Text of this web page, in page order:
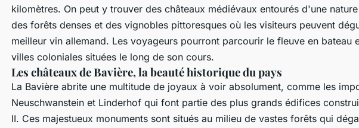
kilomètres. On peut y trouver des châteaux médiévaux entourés d'une
des forêts denses et des vignobles pittoresques où les visiteurs peuvent
meilleur vin allemand. Les voyageurs pourront parcourir le fleuve en bateau
villes coloniales situées le long de son cours.
Les châteaux de Bavière, la beauté historique du pays
La Bavière abrite une multitude de joyaux à voir absolument, comme les
Neuschwanstein et Linderhof qui font partie des plus grands édifices
II. Ces majestueux monuments sont situés au milieu de vastes forêts qui